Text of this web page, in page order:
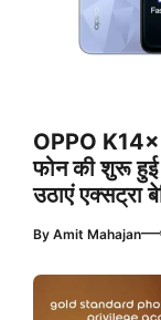
OPPO K14x
फोन की शुरू
उठाएं एक्सट्रा
By Amit Mahajan—